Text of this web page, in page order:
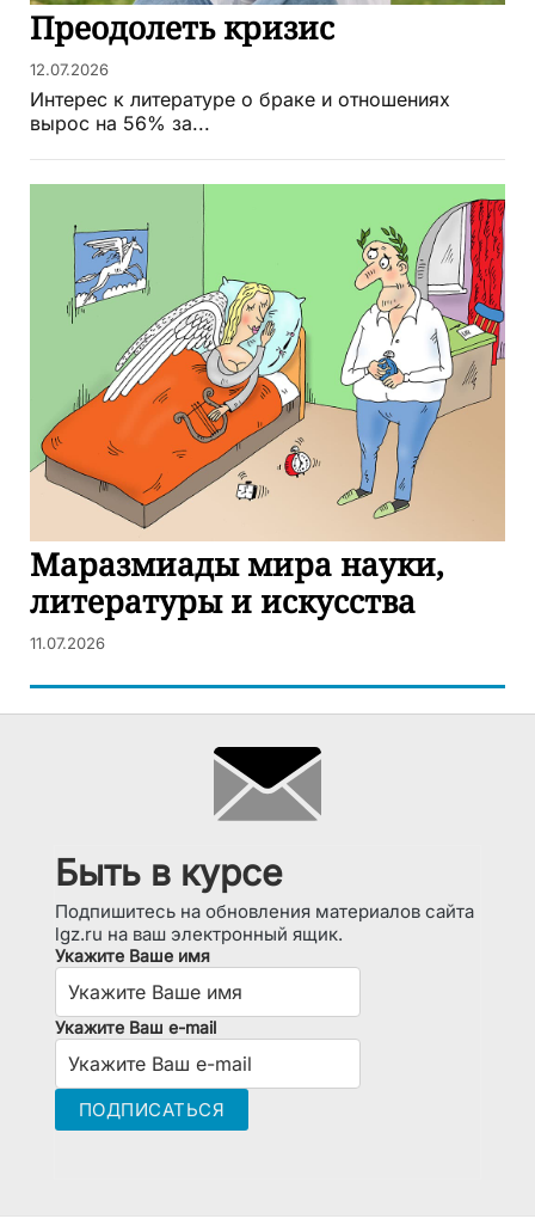
Преодолеть кризис
12.07.2026
Интерес к литературе о браке и отношениях
вырос на 56% за...
Маразмиады мира науки,
литературы и искусства
11.07.2026
Быть в курсе
Подпишитесь на обновления материалов сайта
lgz.ru на ваш электронный ящик.
Укажите Ваше имя
Укажите Ваш e-mail